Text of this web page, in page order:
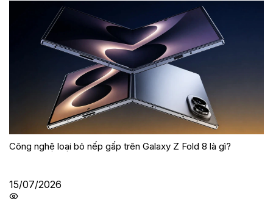
Công nghệ loại bỏ nếp gấp trên Galaxy Z Fold 8 là gì?
15/07/2026